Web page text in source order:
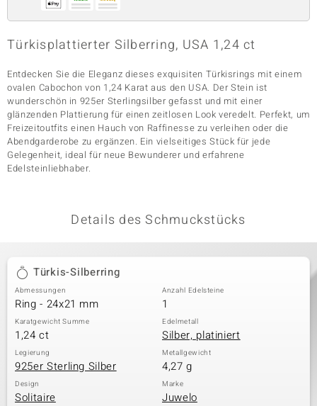
Classics
Türkisplattierter Silberring, USA 1,24 ct
Entdecken Sie die Eleganz dieses exquisiten Türkisrings mit einem
ovalen Cabochon von 1,24 Karat aus den USA. Der Stein ist
wunderschön in 925er Sterlingsilber gefasst und mit einer
glänzenden Plattierung für einen zeitlosen Look veredelt. Perfekt, um
Freizeitoutfits einen Hauch von Raffinesse zu verleihen oder die
Abendgarderobe zu ergänzen. Ein vielseitiges Stück für jede
Gelegenheit, ideal für neue Bewunderer und erfahrene
Edelsteinliebhaber.
Details des Schmuckstücks
Türkis-Silberring
Abmessungen
Ring - 24x21 mm
Anzahl Edelsteine
1
Karatgewicht Summe
1,24 ct
Edelmetall
Silber, platiniert
Legierung
925er Sterling Silber
Metallgewicht
4,27 g
Design
Solitaire
Marke
Juwelo